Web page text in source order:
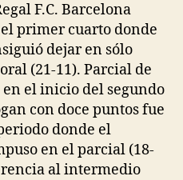
F.C. Barcelona
primer cuarto donde
dejar en sólo
(21-11). Parcial de
en el inicio del segundo
con doce puntos fue
donde el
en el parcial (18-
al intermedio